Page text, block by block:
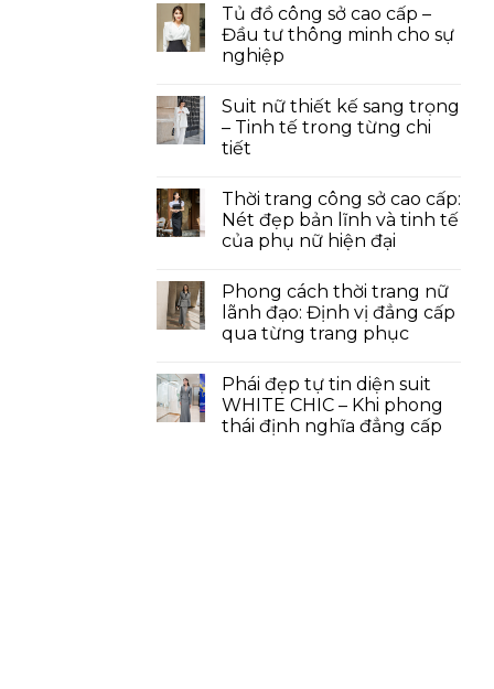
Tủ đồ công sở cao cấp –
Đầu tư thông minh cho sự
nghiệp
Suit nữ thiết kế sang trọng
– Tinh tế trong từng chi
tiết
Thời trang công sở cao cấp:
Nét đẹp bản lĩnh và tinh tế
của phụ nữ hiện đại
Phong cách thời trang nữ
lãnh đạo: Định vị đẳng cấp
qua từng trang phục
Phái đẹp tự tin diện suit
WHITE CHIC – Khi phong
thái định nghĩa đẳng cấp